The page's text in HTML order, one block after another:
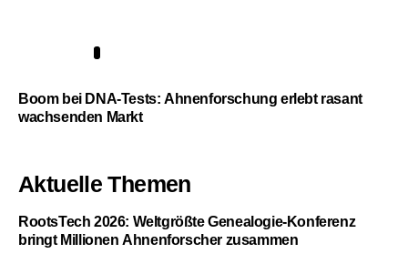
Boom bei DNA-Tests: Ahnenforschung erlebt rasant
wachsenden Markt
Aktuelle Themen
RootsTech 2026: Weltgrößte Genealogie-Konferenz
bringt Millionen Ahnenforscher zusammen